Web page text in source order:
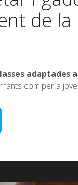
de la
adaptades
com per a